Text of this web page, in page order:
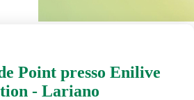
Point presso Enilive
- Lariano